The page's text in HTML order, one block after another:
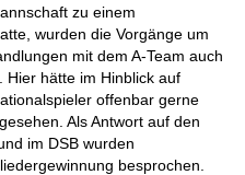
zu einem
wurden die Vorgänge um
mit dem A-Team auch
Hier hätte im Hinblick auf
offenbar gerne
Als Antwort auf den
im DSB wurden
besprochen.